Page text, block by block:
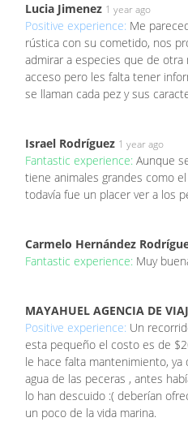
Lucia Jimenez 1 year ago
Positive experience: Me
rústica con su cometido, nos
admirar a especies que de
acceso pero les falta tener
se llaman cada pez y sus
Israel Rodríguez 1 year ago
Fantastic experience: Aunque
tiene animales grandes como
todavía fue un placer ver a los
Carmelo Hernández
Fantastic experience: Muy
MAYAHUEL AGENCIA DE
Positive experience: Un
esta pequeño el costo es de
le hace falta mantenimiento,
agua de las peceras , antes
lo han descuido :( deberían
un poco de la vida marina.